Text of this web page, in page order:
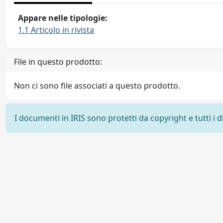
Appare nelle tipologie:
1.1 Articolo in rivista
File in questo prodotto:
Non ci sono file associati a questo prodotto.
I documenti in IRIS sono protetti da copyright e tutti i